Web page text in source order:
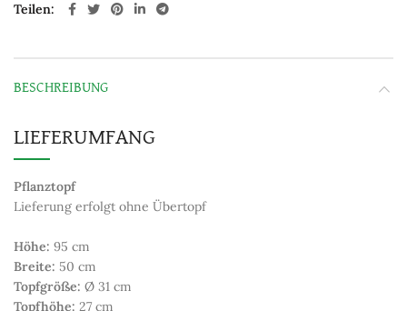
Teilen
BESCHREIBUNG
LIEFERUMFANG
Pflanztopf
Lieferung erfolgt ohne Übertopf
Höhe: 95 cm
Breite: 50 cm
Topfgröße: Ø 31 cm
Topfhöhe: 27 cm